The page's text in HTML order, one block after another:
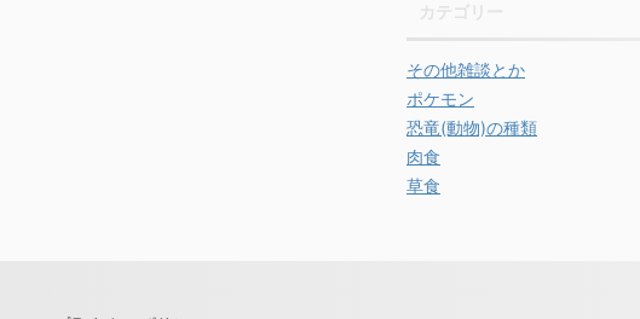
その他雑談とか
ポケモン
恐竜(動物)の種類
肉食
草食